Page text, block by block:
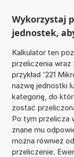
Wykorzystaj
jednostek,
Kalkulator ten
przeliczenia wraz
przykład '221
nazwę jednostki
kategorię, do
zostać
Po tym przelicza
znane mu
można również
przeliczenie.